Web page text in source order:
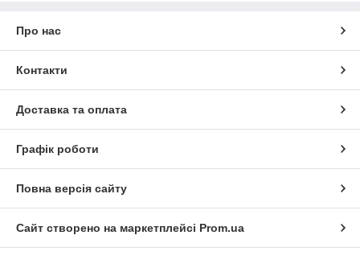
Про нас
Контакти
Доставка та оплата
Графік роботи
Повна версія сайту
Сайт створено на маркетплейсі Prom.ua